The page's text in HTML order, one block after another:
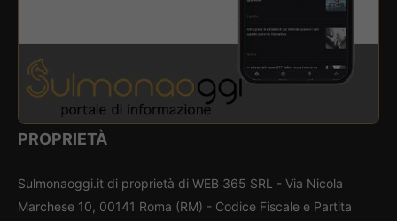
PROPRIETÀ
Sulmonaoggi.it di proprietà di WEB 365 SRL - Via Nicola
Marchese 10, 00141 Roma (RM) - Codice Fiscale e Partita